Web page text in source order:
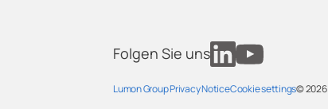
Folgen Sie uns
Lumon Group Privacy NoticeCookie settings© 2026